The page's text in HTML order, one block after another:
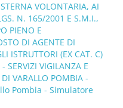
VOLONTARIA, AI
N. 165/2001 E S.M.I.,
PIENO E
DI AGENTE DI
ISTRUTTORI (EX CAT. C)
SERVIZI VIGILANZA E
VARALLO POMBIA -
Pombia - Simulatore